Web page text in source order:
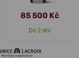
85 500 Kč
Do 2 dní